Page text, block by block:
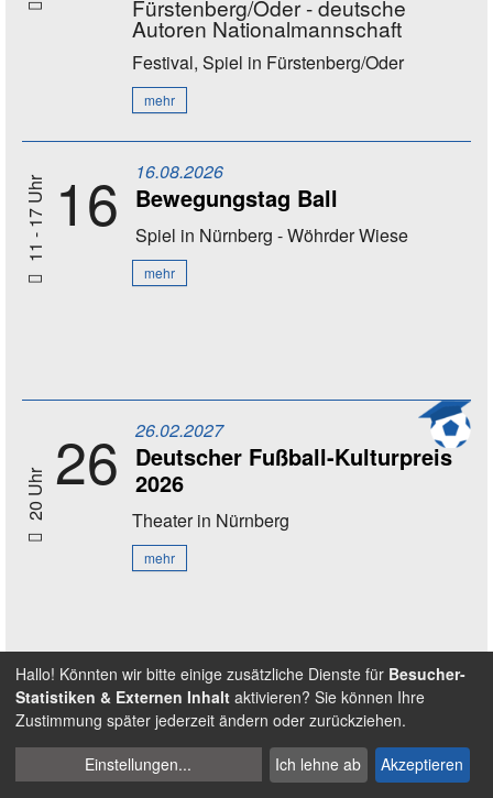
Fürstenberg/Oder - deutsche
Autoren Nationalmannschaft
Festival, Spiel in Fürstenberg/Oder
mehr
11 - 17 Uhr 16 16.08.2026
Bewegungstag Ball
Spiel in Nürnberg - Wöhrder Wiese
mehr
20 Uhr 26 26.02.2027
Deutscher Fußball-Kulturpreis
2026
Theaterin Nürnberg
mehr
Alle Veranstaltungen
Cookies
verwalten
Hallo! Könnten wir bitte einige zusätzliche Dienste für Besucher-
Statistiken & Externen Inhalt aktivieren? Sie können Ihre
Zustimmung später jederzeit ändern oder zurückziehen.
Einstellungen... Ich lehne ab Akzeptieren